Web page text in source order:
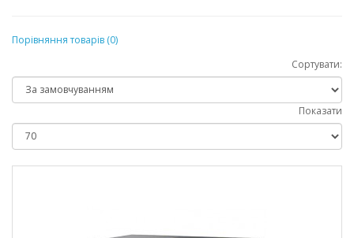
Порівняння товарів (0)
Сортувати:
Показати